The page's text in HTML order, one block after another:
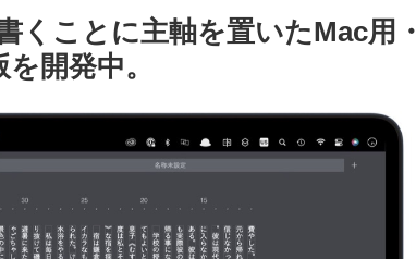
くことに主軸を置いたMac用・
開発中。